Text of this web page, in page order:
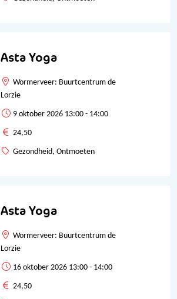
Asta Yoga
Wormerveer: Buurtcentrum de
Lorzie
9 oktober 2026 13:00 - 14:00
24,50
Gezondheid, Ontmoeten
Asta Yoga
Wormerveer: Buurtcentrum de
Lorzie
16 oktober 2026 13:00 - 14:00
24,50